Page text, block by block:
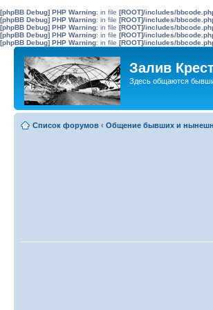
[phpBB Debug] PHP Warning: in file [ROOT]/includes/
[phpBB Debug] PHP Warning: in file [ROOT]/includes/
[phpBB Debug] PHP Warning: in file [ROOT]/includes/
[phpBB Debug] PHP Warning: in file [ROOT]/includes/
[phpBB Debug] PHP Warning: in file [ROOT]/includes/
Залив
Здесь общаются
Список форумов ‹ Общение бывших и